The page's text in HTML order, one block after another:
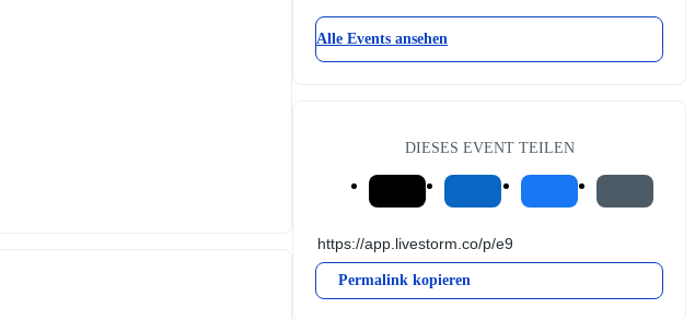
Alle Events ansehen
DIESES EVENT TEILEN
Permalink kopieren